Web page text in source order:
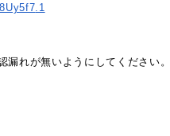
.1
れが無いようにしてください。